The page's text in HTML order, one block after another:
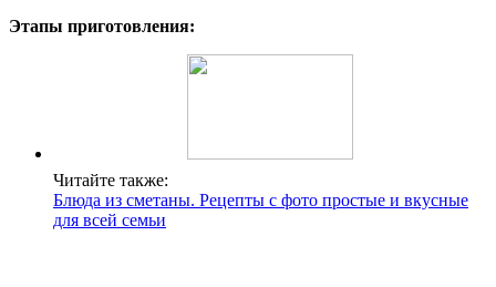
Этапы приготовления:
Читайте также:
Блюда из сметаны. Рецепты с фото простые и вкусные
для всей семьи